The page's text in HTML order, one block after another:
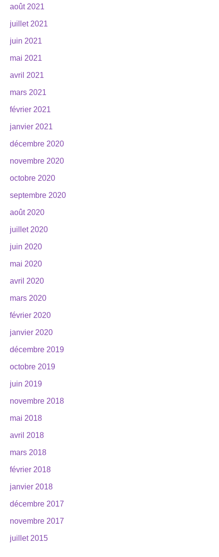
août 2021
juillet 2021
juin 2021
mai 2021
avril 2021
mars 2021
février 2021
janvier 2021
décembre 2020
novembre 2020
octobre 2020
septembre 2020
août 2020
juillet 2020
juin 2020
mai 2020
avril 2020
mars 2020
février 2020
janvier 2020
décembre 2019
octobre 2019
juin 2019
novembre 2018
mai 2018
avril 2018
mars 2018
février 2018
janvier 2018
décembre 2017
novembre 2017
juillet 2015